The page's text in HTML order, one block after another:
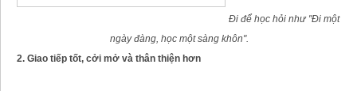
Đi để học hỏi như "Đi một
ngày đàng, học một sàng khôn".
2. Giao tiếp tốt, cởi mở và thân thiện hơn